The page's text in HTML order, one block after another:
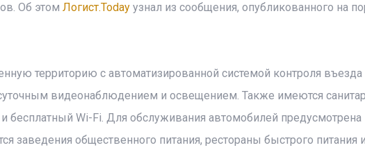
Об этом Логист.Todayузнал из сообщения, опубликованного на
территорию с автоматизированной системой контроля въезда
видеонаблюдением и освещением. Также имеются
бесплатный Wi-Fi. Для обслуживания автомобилей предусмотрена
заведения общественного питания, рестораны быстрого питания и